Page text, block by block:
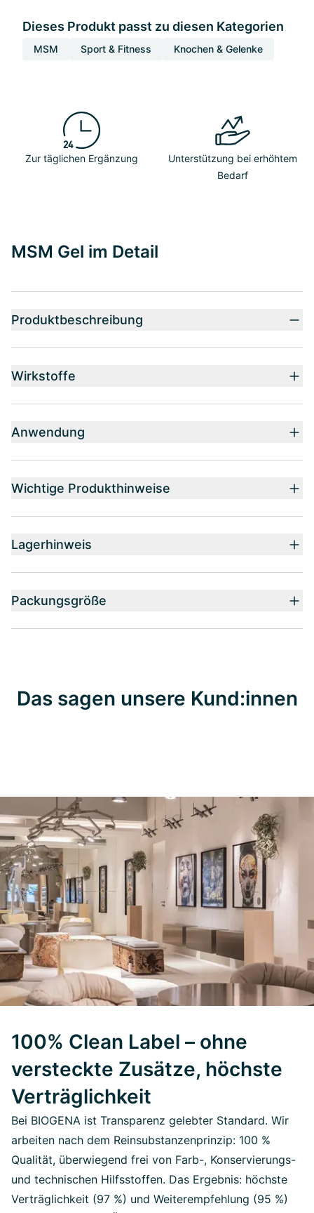
Dieses Produkt passt zu diesen Kategorien
MSM Sport & Fitness Knochen & Gelenke
Zur täglichen Ergänzung
Unterstützung bei erhöhtem
Bedarf
MSM Gel im Detail
Produktbeschreibung
Wirkstoffe
Anwendung
Wichtige Produkthinweise
Lagerhinweis
Packungsgröße
Das sagen unsere Kund:innen
100% Clean Label – ohne
versteckte Zusätze, höchste
Verträglichkeit
Bei BIOGENA ist Transparenz gelebter Standard. Wir
arbeiten nach dem Reinsubstanzenprinzip: 100 %
Qualität, überwiegend frei von Farb-, Konservierungs-
und technischen Hilfsstoffen. Das Ergebnis: höchste
Verträglichkeit (97 %) und Weiterempfehlung (95 %)